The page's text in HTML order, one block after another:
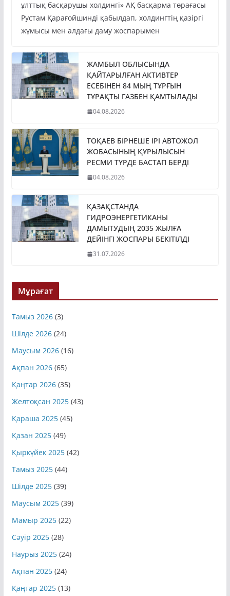
ұлттық басқарушы холдингі» АҚ басқарма төрағасы
Рустам Қарағойшинді қабылдап, холдингтің қазіргі
жұмысы мен алдағы даму жоспарымен
ЖАМБЫЛ ОБЛЫСЫНДА
ҚАЙТАРЫЛҒАН АКТИВТЕР
ЕСЕБІНЕН 84 МЫҢ ТҰРҒЫН
ТҰРАҚТЫ ГАЗБЕН ҚАМТЫЛАДЫ
04.08.2026
ТОҚАЕВ БІРНЕШЕ ІРІ АВТОЖОЛ
ЖОБАСЫНЫҢ ҚҰРЫЛЫСЫН
РЕСМИ ТҮРДЕ БАСТАП БЕРДІ
04.08.2026
ҚАЗАҚСТАНДА
ГИДРОЭНЕРГЕТИКАНЫ
ДАМЫТУДЫҢ 2035 ЖЫЛҒА
ДЕЙІНГІ ЖОСПАРЫ БЕКІТІЛДІ
31.07.2026
Мұрағат
Тамыз 2026(3)
Шілде 2026(24)
Маусым 2026(16)
Ақпан 2026(65)
Қаңтар 2026(35)
Желтоқсан 2025(43)
Қараша 2025(45)
Қазан 2025(49)
Қыркүйек 2025(42)
Тамыз 2025(44)
Шілде 2025(39)
Маусым 2025(39)
Мамыр 2025(22)
Сәуір 2025(28)
Наурыз 2025(24)
Ақпан 2025(24)
Қаңтар 2025(13)